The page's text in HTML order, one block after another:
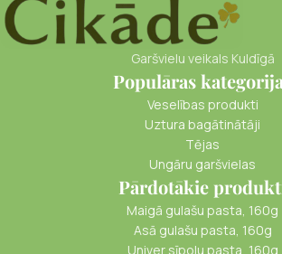
Garšvielu veikals Kuldīgā
Populāras
Veselības produkti
Uztura bagātinātāji
Tējas
Ungāru garšvielas
Pārdotākie
Maigā gulašu pasta, 160g
Asā gulašu pasta, 160g
Univer sīpolu pasta, 160g